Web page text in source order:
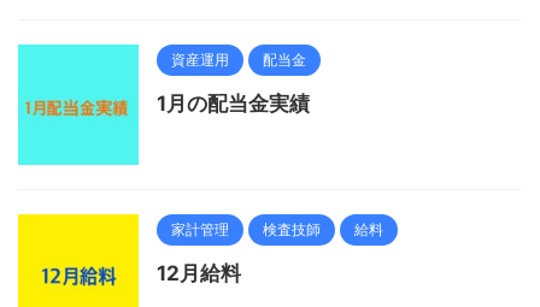
資産運用 配当金
1月の配当金実績
家計管理 検査技師 給料
12月給料